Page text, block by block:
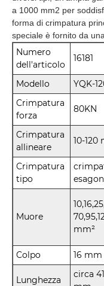
a 1000 mm2 per
forma di crimpatura
speciale è fornito da
Numero
dell'articolo
16181
Modello YQK-
Crimpatura
forza
80KN
Crimpatura
allineare
10-120
Crimpatura
tipo
Muore
mm²
Colpo
16 mm
Lunghezza
circa